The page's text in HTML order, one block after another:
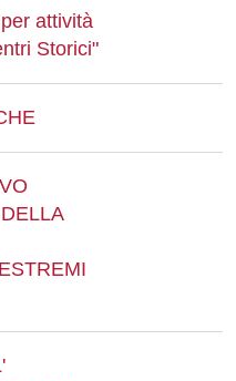
attività
Storici"